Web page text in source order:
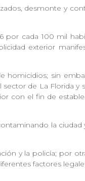
desmonte y
por cada 100 mil
exterior
homicidios; sin
de La Florida
con el fin de
la
y la policía; por
factores